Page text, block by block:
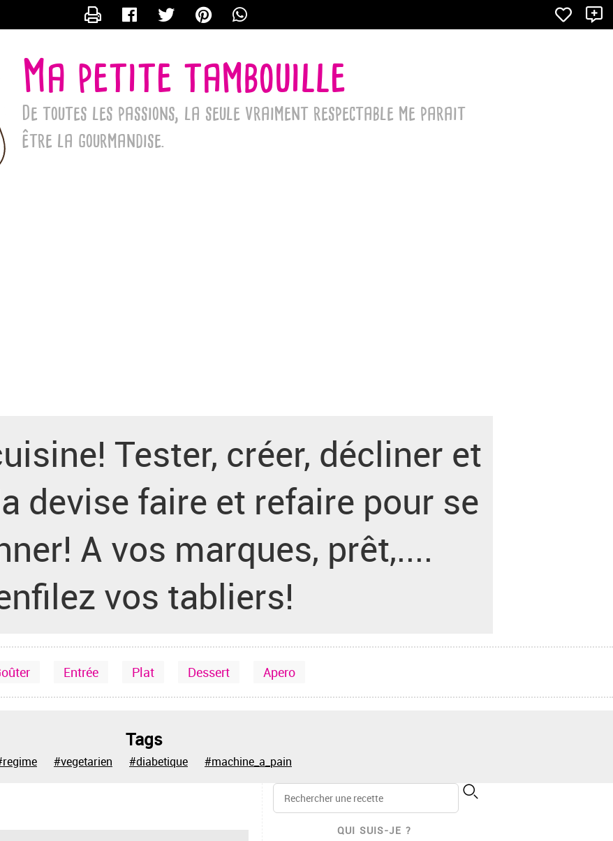
Ma petite tambouille
De toutes les passions, la seule vraiment respectable me parait
être la gourmandise.
Tester, créer, décliner et
devise faire et refaire pour se
A vos marques, prêt,....
vos tabliers!
Entrée Plat Dessert Apero
Tags
#vegetarien #diabetique #machine_a_pain
QUI SUIS-JE ?
X
CONTACTER MAN3103